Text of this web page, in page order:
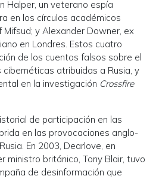
Halper, un veterano espía
en los círculos académicos
Mifsud; y Alexander Downer, ex
en Londres. Estos cuatro
de los cuentos falsos sobre el
atribuidas a Rusia, y
en la investigación Crossfire
de participación en las
en las provocaciones anglo-
En 2003, Dearlove, en
ministro británico, Tony Blair, tuvo
de desinformación que